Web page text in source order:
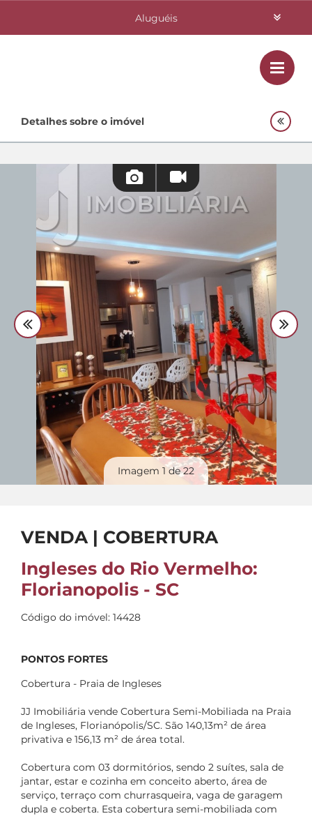
Aluguéis
Investimentos
Quem Somos
Fale Conosco 48 3364-0079
Plantão 48 99842-0500
Divulgue seu imóvel
Detalhes sobre o imóvel
Imagem 1 de 22
VENDA | COBERTURA
Ingleses do Rio Vermelho:
Florianopolis - SC
Código do imóvel: 14428
PONTOS FORTES
Cobertura - Praia de Ingleses
JJ Imobiliária vende Cobertura Semi-Mobiliada na Praia
de Ingleses, Florianópolis/SC. São 140,13m² de área
privativa e 156,13 m² de área total.
Cobertura com 03 dormitórios, sendo 2 suítes, sala de
jantar, estar e cozinha em conceito aberto, área de
serviço, terraço com churrasqueira, vaga de garagem
dupla e coberta. Esta cobertura semi-mobiliada com